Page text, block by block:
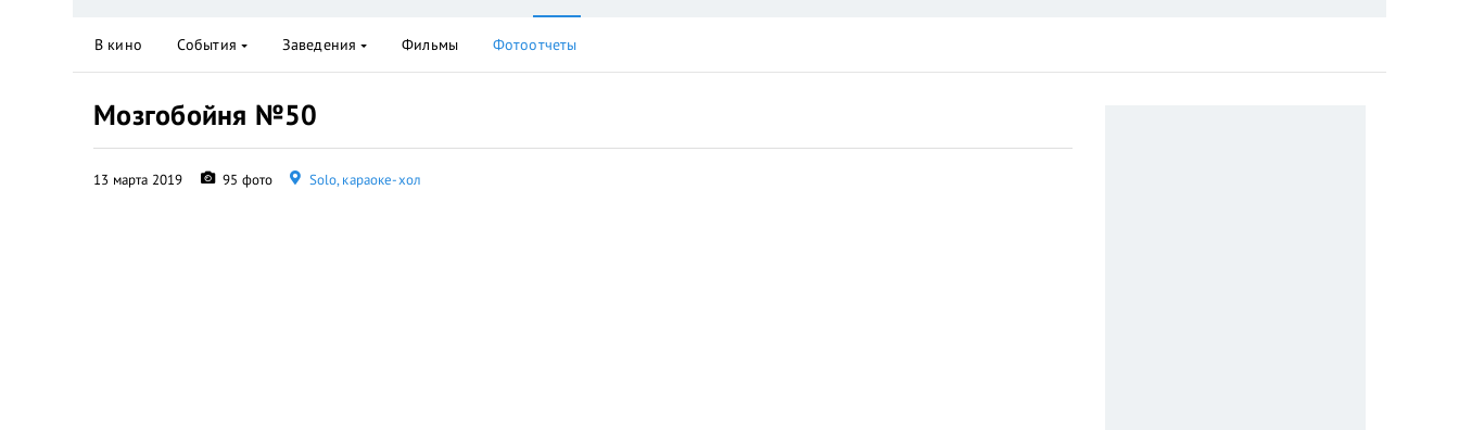
Мозгобойня №50
13 марта 2019 95 фото Solo, караоке-хол
В кино События Заведения Фильмы Фотоотчеты